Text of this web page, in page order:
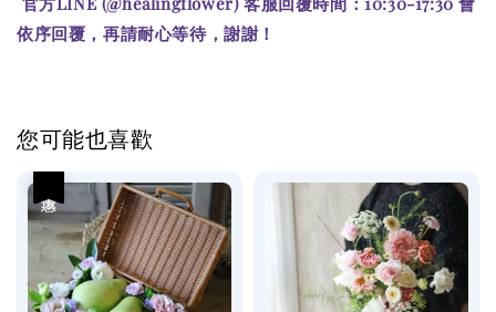
依序回覆，再請耐心等待，謝謝！
您可能也喜歡